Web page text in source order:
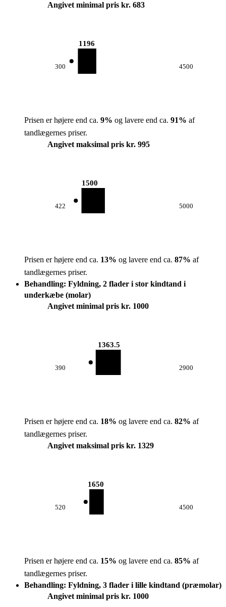
Angivet minimal pris kr. 683
300
1196
4500
Prisen er højere end ca. 9% og lavere end ca. 91% af
tandlægernes priser.
Angivet maksimal pris kr. 995
422
1500
5000
Prisen er højere end ca. 13% og lavere end ca. 87% af
tandlægernes priser.
Behandling: Fyldning, 2 flader i stor kindtand i
underkæbe (molar)
Angivet minimal pris kr. 1000
390
1363.5
2900
Prisen er højere end ca. 18% og lavere end ca. 82% af
tandlægernes priser.
Angivet maksimal pris kr. 1329
520
1650
4500
Prisen er højere end ca. 15% og lavere end ca. 85% af
tandlægernes priser.
Behandling: Fyldning, 3 flader i lille kindtand (præmolar)
Angivet minimal pris kr. 1000